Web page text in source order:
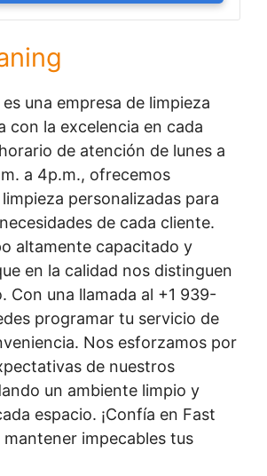
una empresa de limpieza
con la excelencia en cada
de atención de lunes a
a 4p.m., ofrecemos
personalizadas para
de cada cliente.
altamente capacitado y
en la calidad nos distinguen
Con una llamada al +1 939-
programar tu servicio de
Nos esforzamos por
de nuestros
un ambiente limpio y
espacio. ¡Confía en Fast
mantener impecables tus